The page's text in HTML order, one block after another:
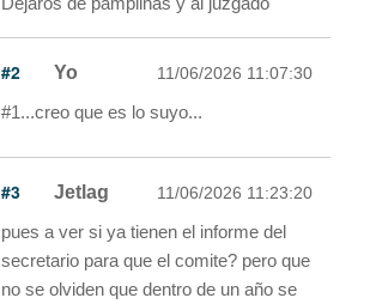
#2 Yo 11/06/2026 11:07:30
#1...creo que es lo suyo...
#3 Jetlag 11/06/2026 11:23:20
pues a ver si ya tienen el informe del
secretario para que el comite? pero que
no se olviden que dentro de un año se